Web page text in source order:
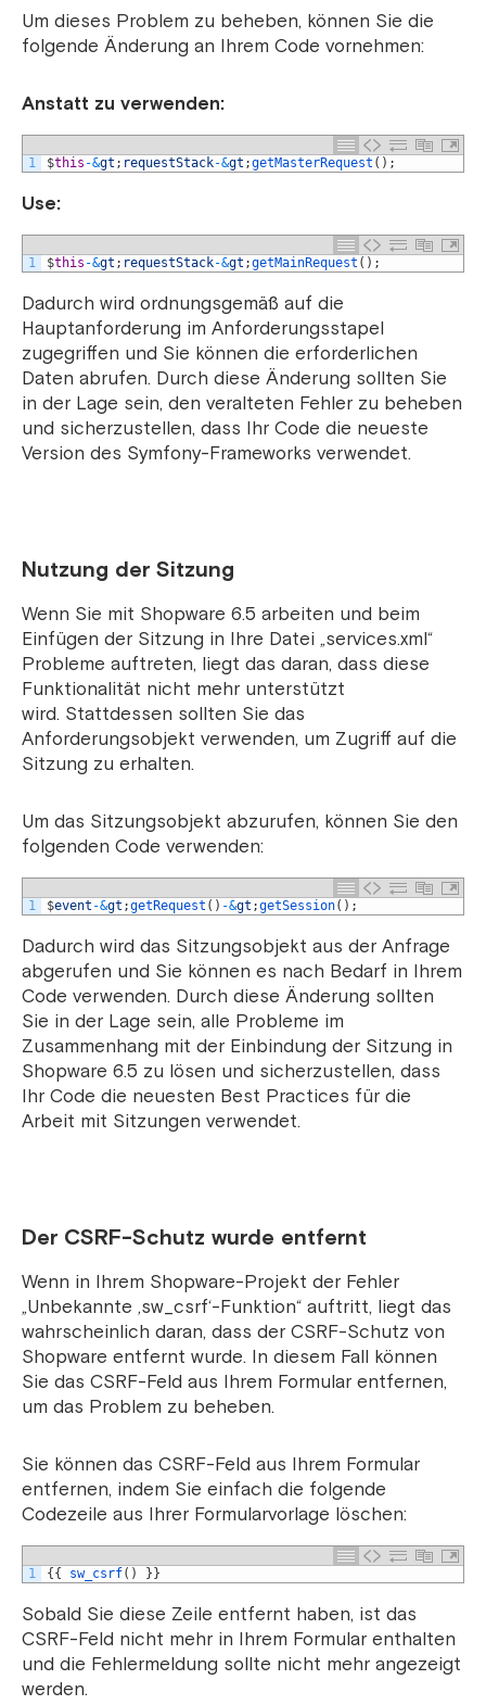
Um dieses Problem zu beheben, können Sie die
folgende Änderung an Ihrem Code vornehmen:
Anstatt zu verwenden:
1 $this -&gt ; requestStack-&gt ;getMasterRequest ( ) ;
Use:
1 $this -&gt ; requestStack-&gt ;getMainRequest ( ) ;
Dadurch wird ordnungsgemäß auf die
Hauptanforderung im Anforderungsstapel
zugegriffen und Sie können die erforderlichen
Daten abrufen. Durch diese Änderung sollten Sie
in der Lage sein, den veralteten Fehler zu beheben
und sicherzustellen, dass Ihr Code die neueste
Version des Symfony-Frameworks verwendet.
Nutzung der Sitzung
Wenn Sie mit Shopware 6.5 arbeiten und beim
Einfügen der Sitzung in Ihre Datei „services.xml“
Probleme auftreten, liegt das daran, dass diese
Funktionalität nicht mehr unterstützt
wird. Stattdessen sollten Sie das
Anforderungsobjekt verwenden, um Zugriff auf die
Sitzung zu erhalten.
Um das Sitzungsobjekt abzurufen, können Sie den
folgenden Code verwenden:
1 $event -&gt ;getRequest ( ) -&gt ;getSession( ) ;
Dadurch wird das Sitzungsobjekt aus der Anfrage
abgerufen und Sie können es nach Bedarf in Ihrem
Code verwenden. Durch diese Änderung sollten
Sie in der Lage sein, alle Probleme im
Zusammenhang mit der Einbindung der Sitzung in
Shopware 6.5 zu lösen und sicherzustellen, dass
Ihr Code die neuesten Best Practices für die
Arbeit mit Sitzungen verwendet.
Der CSRF-Schutz wurde entfernt
Wenn in Ihrem Shopware-Projekt der Fehler
„Unbekannte ‚sw_csrf‘-Funktion“ auftritt, liegt das
wahrscheinlich daran, dass der CSRF-Schutz von
Shopware entfernt wurde. In diesem Fall können
Sie das CSRF-Feld aus Ihrem Formular entfernen,
um das Problem zu beheben.
Sie können das CSRF-Feld aus Ihrem Formular
entfernen, indem Sie einfach die folgende
Codezeile aus Ihrer Formularvorlage löschen:
1 { { sw_csrf( ) } }
Sobald Sie diese Zeile entfernt haben, ist das
CSRF-Feld nicht mehr in Ihrem Formular enthalten
und die Fehlermeldung sollte nicht mehr angezeigt
werden.